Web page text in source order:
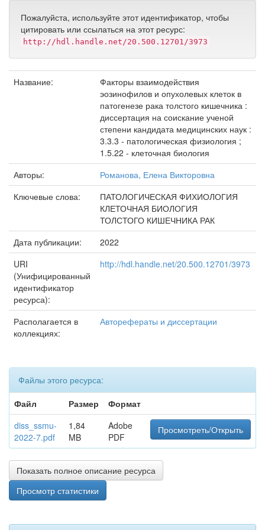
Пожалуйста, используйте этот идентификатор, чтобы
цитировать или ссылаться на этот ресурс:
http://hdl.handle.net/20.500.12701/3973
Название:
Факторы взаимодействия
эозинофилов и опухолевых клеток в
патогенезе рака толстого кишечника :
диссертация на соискание ученой
степени кандидата медицинских наук :
3.3.3 - патологическая физиология ;
1.5.22 - клеточная биология
Авторы:
Романова, Елена Викторовна
Ключевые слова:
ПАТОЛОГИЧЕСКАЯ ФИХИОЛОГИЯ
КЛЕТОЧНАЯ БИОЛОГИЯ
ТОЛСТОГО КИШЕЧНИКА РАК
Дата публикации:
2022
URI
(Унифицированный
идентификатор
ресурса):
http://hdl.handle.net/20.500.12701/3973
Располагается в
коллекциях:
Авторефераты и диссертации
Файлы этого ресурса:
Файл
Размер
Формат
diss_ssmu-
2022-7.pdf
1,84
MB
Adobe
PDF
Просмотреть/Открыть
Показать полное описание ресурса
Просмотр статистики